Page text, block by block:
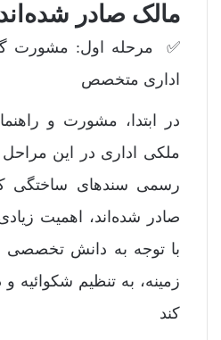
مالک صادر
✅ مرحله اول: مشورت
اداری متخصص
در ابتدا، مشورت و
ملکی اداری در این
رسمی سندهای ساختگی
صادر شده‌اند، اهمیت
با توجه به دانش تخصصی
زمینه، به تنظیم
کند